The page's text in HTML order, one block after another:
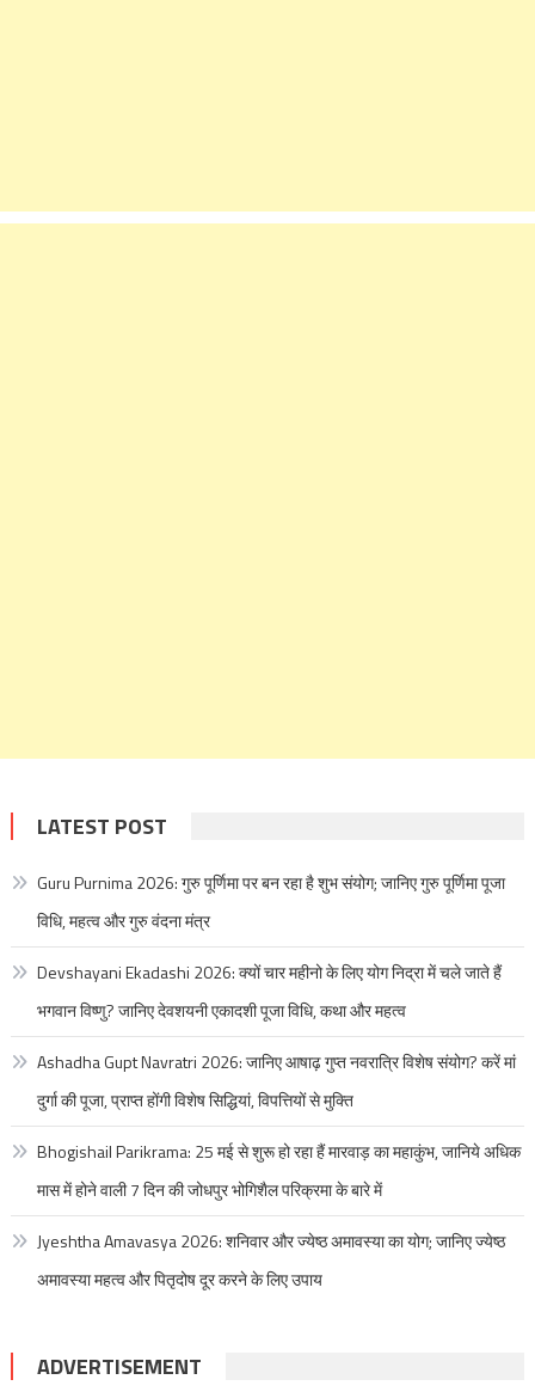
LATEST POST
Guru Purnima 2026: गुरु पूर्णिमा पर बन रहा है शुभ संयोग; जानिए गुरु पूर्णिमा पूजा
विधि, महत्व और गुरु वंदना मंत्र
Devshayani Ekadashi 2026: क्यों चार महीनो के लिए योग निद्रा में चले जाते हैं
भगवान विष्णु? जानिए देवशयनी एकादशी पूजा विधि, कथा और महत्व
Ashadha Gupt Navratri 2026: जानिए आषाढ़ गुप्त नवरात्रि विशेष संयोग? करें मां
दुर्गा की पूजा, प्राप्त होंगी विशेष सिद्धियां, विपत्तियों से मुक्ति
Bhogishail Parikrama: 25 मई से शुरू हो रहा हैं मारवाड़ का महाकुंभ, जानिये अधिक
मास में होने वाली 7 दिन की जोधपुर भोगिशैल परिक्रमा के बारे में
Jyeshtha Amavasya 2026: शनिवार और ज्येष्ठ अमावस्या का योग; जानिए ज्येष्ठ
अमावस्या महत्व और पितृदोष दूर करने के लिए उपाय
ADVERTISEMENT